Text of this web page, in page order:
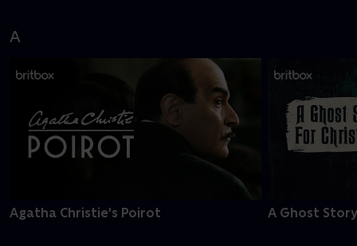
A
Agatha Christie's Poirot A Ghost